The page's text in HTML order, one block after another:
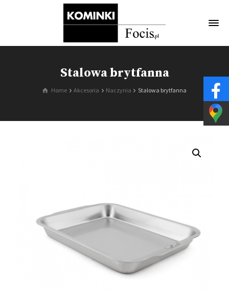
Stalowa brytfanna
Home Akcesoria Naczynia Stalowa brytfanna